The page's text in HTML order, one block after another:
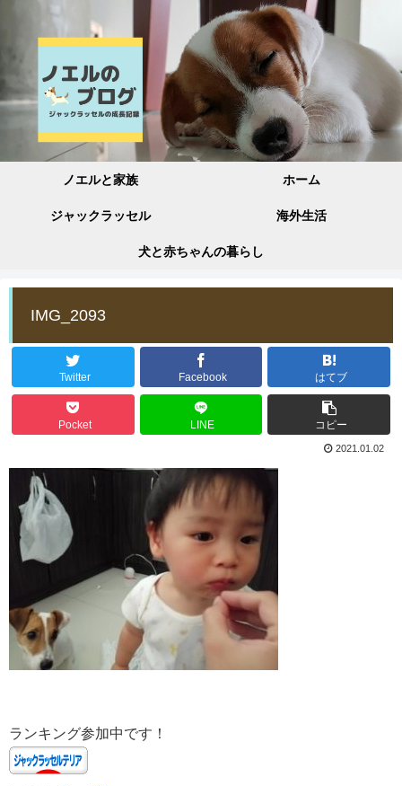
ノエルと家族 ホーム
ジャックラッセル 海外生活
犬と赤ちゃんの暮らし
IMG_2093
Twitter Facebook はてブ
Pocket LINE コピー
2021.01.02
ランキング参加中です！